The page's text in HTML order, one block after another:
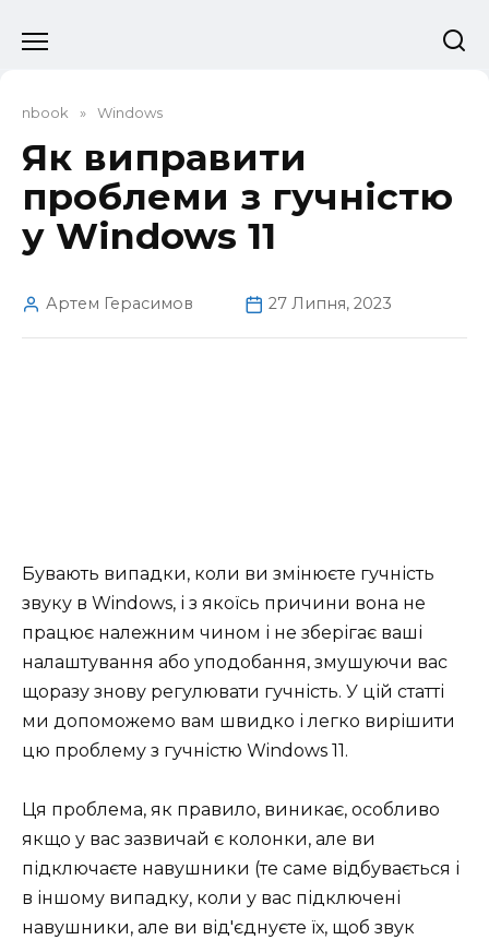
до
nbook » Windows
Як виправити
проблеми з гучністю
у Windows 11
Артем Герасимов 27 Липня, 2023
Бувають випадки, коли ви змінюєте гучність
звуку в Windows, і з якоїсь причини вона не
працює належним чином і не зберігає ваші
налаштування або уподобання, змушуючи вас
щоразу знову регулювати гучність. У цій статті
ми допоможемо вам швидко і легко вирішити
цю проблему з гучністю Windows 11.
Ця проблема, як правило, виникає, особливо
якщо у вас зазвичай є колонки, але ви
підключаєте навушники (те саме відбувається і
в іншому випадку, коли у вас підключені
навушники, але ви від'єднуєте їх, щоб звук